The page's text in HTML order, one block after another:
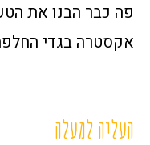
פה כבר הבנו את
אקסטרה בגדי
העליה למעלה